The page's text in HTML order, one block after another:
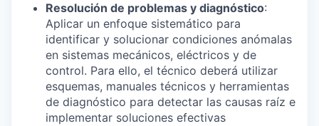
Resolución de problemas y diagnóstico:
Aplicar un enfoque sistemático para
identificar y solucionar condiciones anómalas
en sistemas mecánicos, eléctricos y de
control. Para ello, el técnico deberá utilizar
esquemas, manuales técnicos y herramientas
de diagnóstico para detectar las causas raíz e
implementar soluciones efectivas